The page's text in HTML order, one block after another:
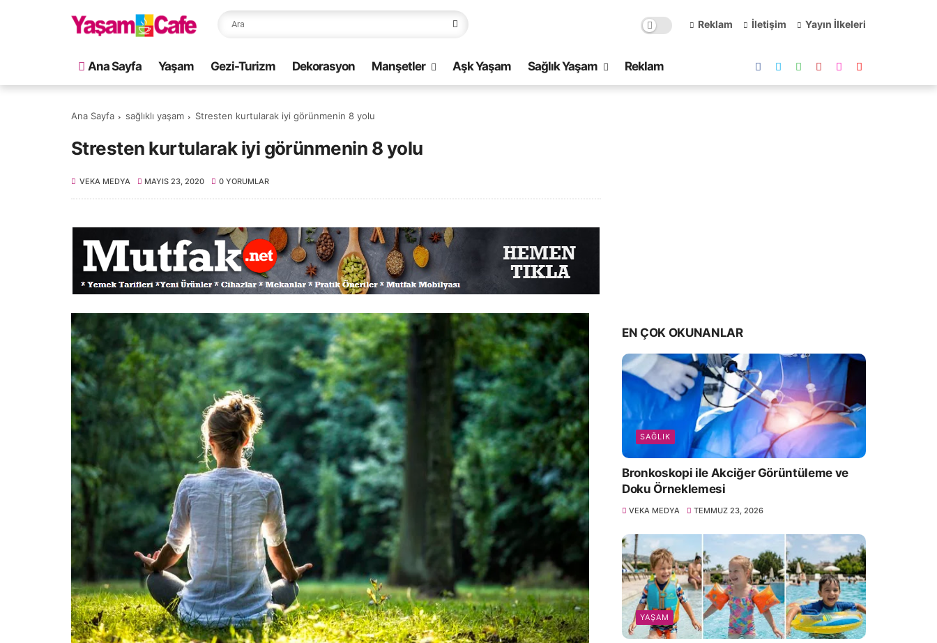
Reklam İletişim Yayın İlkeleri
Ana Sayfa Yaşam Gezi-Turizm Dekorasyon Manşetler Aşk Yaşam Sağlık Yaşam Reklam
Ana Sayfa sağlıklı yaşam Stresten kurtularak iyi görünmenin 8 yolu
Stresten kurtularak iyi görünmenin 8 yolu
VEKA MEDYA MAYIS 23, 2020 0 YORUMLAR
EN ÇOK OKUNANLAR
SAĞLIK
Bronkoskopi ile Akciğer Görüntüleme ve
Doku Örneklemesi
VEKA MEDYA TEMMUZ 23, 2026
YAŞAM